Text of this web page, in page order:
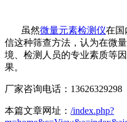
虽然微量元素检测仪在国
信这种筛查方法，认为在微
境、检测人员的专业素质等
果。
厂家咨询电话：13626329298
本篇文章网址： /index.php?